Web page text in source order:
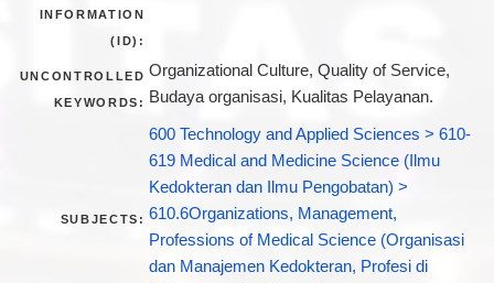
INFORMATION
(ID):
UNCONTROLLED
KEYWORDS:
Organizational Culture, Quality of Service,
Budaya organisasi, Kualitas Pelayanan.
SUBJECTS:
600 Technology and Applied Sciences > 610-
619 Medical and Medicine Science (Ilmu
Kedokteran dan Ilmu Pengobatan) >
610.6Organizations, Management,
Professions of Medical Science (Organisasi
dan Manajemen Kedokteran, Profesi di